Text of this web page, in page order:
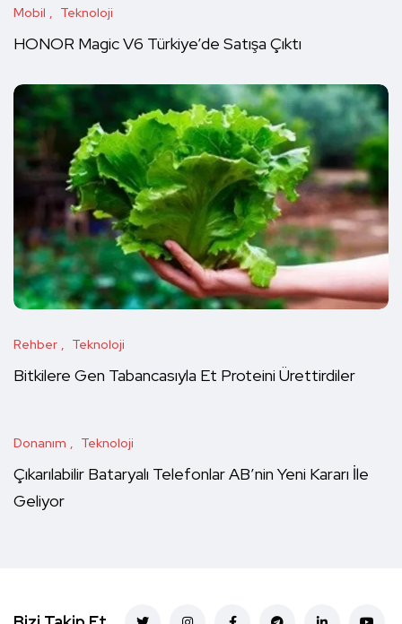
Mobil Teknoloji
HONOR Magic V6 Türkiye’de Satışa Çıktı
Rehber Teknoloji
Bitkilere Gen Tabancasıyla Et Proteini Ürettirdiler
Donanım Teknoloji
Çıkarılabilir Bataryalı Telefonlar AB’nin Yeni Kararı İle
Geliyor